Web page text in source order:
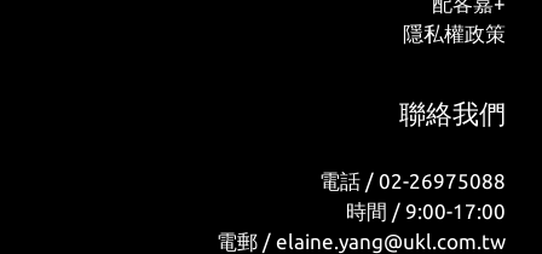
隱私權政策
聯絡我們
電話 / 02-26975088
時間 / 9:00-17:00
電郵 / elaine.yang@ukl.com.tw